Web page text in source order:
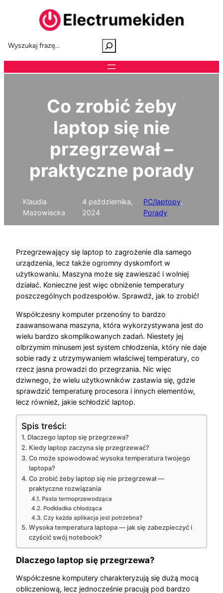
S
r
Co zrobić żeby
laptop się nie
przegrzewał –
praktyczne porady
Klaudia
Mazowiecka
4 października,
2024
PC/laptopy
Porady
Przegrzewający się laptop to zagrożenie dla samego
urządzenia, lecz także ogromny dyskomfort w
użytkowaniu. Maszyna może się zawieszać i wolniej
działać. Konieczne jest więc obniżenie temperatury
poszczególnych podzespołów. Sprawdź, jak to zrobić!
Współczesny komputer przenośny to bardzo
zaawansowana maszyna, która wykorzystywana jest do
wielu bardzo skomplikowanych zadań. Niestety jej
olbrzymim minusem jest system chłodzenia, który nie daje
sobie rady z utrzymywaniem właściwej temperatury, co
rzecz jasna prowadzi do przegrzania. Nic więc
dziwnego, że wielu użytkowników zastawia się, gdzie
sprawdzić temperaturę procesora i innych elementów,
lecz również, jakie schłodzić laptop.
Spis treści:
Dlaczego laptop się przegrzewa?
Kiedy laptop zaczyna się przegrzewać?
Co może spowodować wysoka temperatura twojego
laptopa?
Co zrobić żeby laptop się nie przegrzewał —
praktyczne rozwiązania
Pasta termoprzewodząca
Podkładka chłodząca
Czy każda aplikacja jest potrzebna?
Wysoka temperatura laptopa — jak się zabezpieczyć i
czyścić swój notebook?
Dlaczego laptop się przegrzewa?
Współczesne komputery charakteryzują się dużą mocą
obliczeniową, lecz jednocześnie pracują pod bardzo